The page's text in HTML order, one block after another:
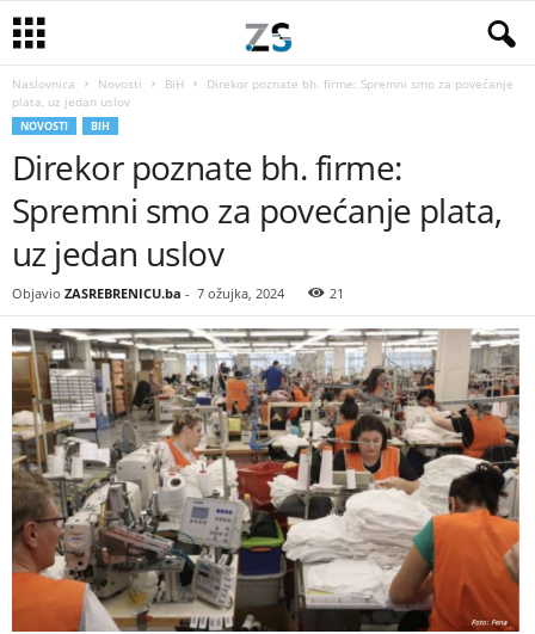
Naslovnica Novosti BiH
Direkor poznate bh. firme: Spremni smo za povećanje
plata, uz jedan uslov
NOVOSTI BIH
Direkor poznate bh. firme:
Spremni smo za povećanje plata,
uz jedan uslov
Objavio ZASREBRENICU.ba - 7 ožujka, 2024 21